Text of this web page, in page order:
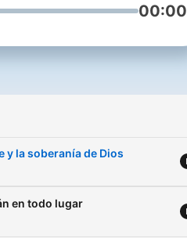
00:00
y la soberanía de Dios
en todo lugar